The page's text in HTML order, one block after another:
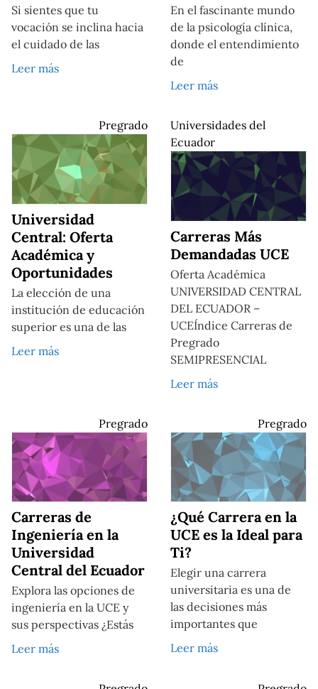
Si sientes que tu
vocación se inclina hacia
el cuidado de las
Leer más
En el fascinante mundo
de la psicología clínica,
donde el entendimiento
de
Leer más
Pregrado
Universidad
Central: Oferta
Académica y
Oportunidades
La elección de una
institución de educación
superior es una de las
Leer más
Universidades del
Ecuador
Carreras Más
Demandadas UCE
Oferta Académica
UNIVERSIDAD CENTRAL
DEL ECUADOR –
UCEÍndice Carreras de
Pregrado
SEMIPRESENCIAL
Leer más
Pregrado
Carreras de
Ingeniería en la
Universidad
Central del Ecuador
Explora las opciones de
ingeniería en la UCE y
sus perspectivas ¿Estás
Leer más
Pregrado
¿Qué Carrera en la
UCE es la Ideal para
Ti?
Elegir una carrera
universitaria es una de
las decisiones más
importantes que
Leer más